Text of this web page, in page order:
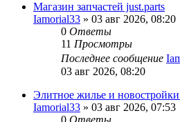
Магазин запчастей just.parts
Iamorial33 » 03 авг 2026, 08:20
0 Ответы
11 Просмотры
Последнее сообщение
03 авг 2026, 08:20
Элитное жилье и
Iamorial33 » 03 авг 2026, 07:53
0 Ответы